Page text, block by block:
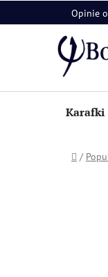
do
Opinie
Karafki
Home
/